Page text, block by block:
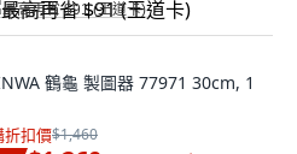
最高再省 $91 (王道卡)
鶴龜 製圖器 77971 30cm, 1
折扣價$1,460